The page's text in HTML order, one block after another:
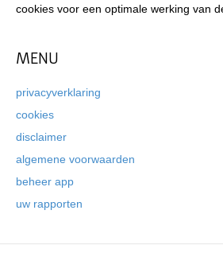
cookies voor een optimale werking van
MENU
privacyverklaring
cookies
disclaimer
algemene voorwaarden
beheer app
uw rapporten